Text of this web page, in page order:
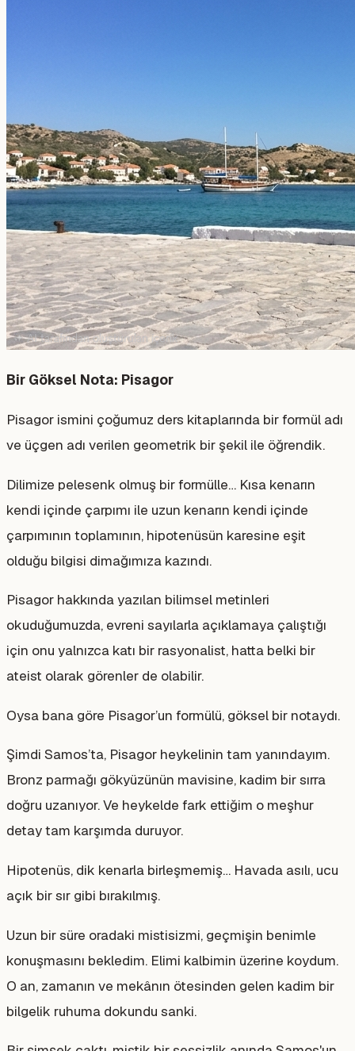
Bir Göksel Nota: Pisagor
Pisagor ismini çoğumuz ders kitaplarında bir formül adı
ve üçgen adı verilen geometrik bir şekil ile öğrendik.
Dilimize pelesenk olmuş bir formülle… Kısa kenarın
kendi içinde çarpımı ile uzun kenarın kendi içinde
çarpımının toplamının, hipotenüsün karesine eşit
olduğu bilgisi dimağımıza kazındı.
Pisagor hakkında yazılan bilimsel metinleri
okuduğumuzda, evreni sayılarla açıklamaya çalıştığı
için onu yalnızca katı bir rasyonalist, hatta belki bir
ateist olarak görenler de olabilir.
Oysa bana göre Pisagor’un formülü, göksel bir notaydı.
Şimdi Samos’ta, Pisagor heykelinin tam yanındayım.
Bronz parmağı gökyüzünün mavisine, kadim bir sırra
doğru uzanıyor. Ve heykelde fark ettiğim o meşhur
detay tam karşımda duruyor.
Hipotenüs, dik kenarla birleşmemiş… Havada asılı, ucu
açık bir sır gibi bırakılmış.
Uzun bir süre oradaki mistisizmi, geçmişin benimle
konuşmasını bekledim. Elimi kalbimin üzerine koydum.
O an, zamanın ve mekânın ötesinden gelen kadim bir
bilgelik ruhuma dokundu sanki.